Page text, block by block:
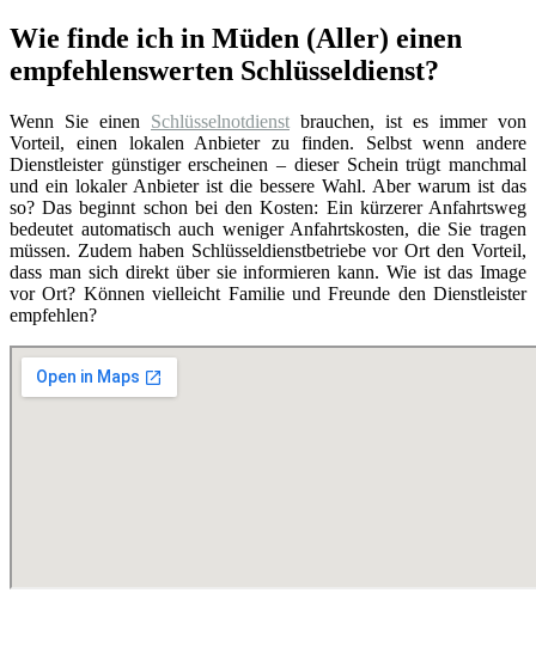
Wie finde ich in Müden (Aller) einen
empfehlenswerten Schlüsseldienst?
Wenn Sie einen Schlüsselnotdienst brauchen, ist es immer von
Vorteil, einen lokalen Anbieter zu finden. Selbst wenn andere
Dienstleister günstiger erscheinen – dieser Schein trügt manchmal
und ein lokaler Anbieter ist die bessere Wahl. Aber warum ist das
so? Das beginnt schon bei den Kosten: Ein kürzerer Anfahrtsweg
bedeutet automatisch auch weniger Anfahrtskosten, die Sie tragen
müssen. Zudem haben Schlüsseldienstbetriebe vor Ort den Vorteil,
dass man sich direkt über sie informieren kann. Wie ist das Image
vor Ort? Können vielleicht Familie und Freunde den Dienstleister
empfehlen?